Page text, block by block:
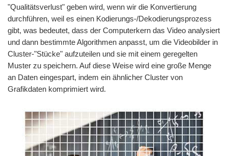
"Qualitätsverlust" geben wird, wenn wir die Konvertierung
durchführen, weil es einen Kodierungs-/Dekodierungsprozess
gibt, was bedeutet, dass der Computerkern das Video analysiert
und dann bestimmte Algorithmen anpasst, um die Videobilder in
Cluster-"Stücke" aufzuteilen und sie mit einem geregelten
Muster zu speichern. Auf diese Weise wird eine große Menge
an Daten eingespart, indem ein ähnlicher Cluster von
Grafikdaten komprimiert wird.